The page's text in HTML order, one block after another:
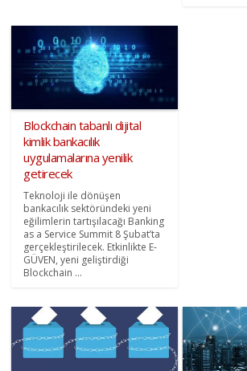
Blockchain tabanlı dijital
kimlik bankacılık
uygulamalarına yenilik
getirecek
Teknoloji ile dönüşen
bankacılık sektöründeki yeni
eğilimlerin tartışılacağı Banking
as a Service Summit 8 Şubat’ta
gerçekleştirilecek. Etkinlikte E-
GÜVEN, yeni geliştirdiği
Blockchain ...